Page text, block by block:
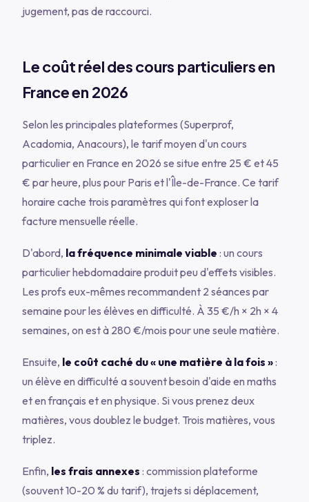
jugement, pas de raccourci.
Le coût réel des cours particuliers en
France en 2026
Selon les principales plateformes (Superprof,
Acadomia, Anacours), le tarif moyen d'un cours
particulier en France en 2026 se situe entre 25 € et 45
€ par heure, plus pour Paris et l'Île-de-France. Ce tarif
horaire cache trois paramètres qui font exploser la
facture mensuelle réelle.
D'abord, la fréquence minimale viable : un cours
particulier hebdomadaire produit peu d'effets visibles.
Les profs eux-mêmes recommandent 2 séances par
semaine pour les élèves en difficulté. À 35 €/h × 2h × 4
semaines, on est à 280 €/mois pour une seule matière.
Ensuite, le coût caché du « une matière à la fois »:
un élève en difficulté a souvent besoin d'aide en maths
eten français eten physique. Si vous prenez deux
matières, vous doublez le budget. Trois matières, vous
triplez.
Enfin, les frais annexes : commission plateforme
(souvent 10-20 % du tarif), trajets si déplacement,